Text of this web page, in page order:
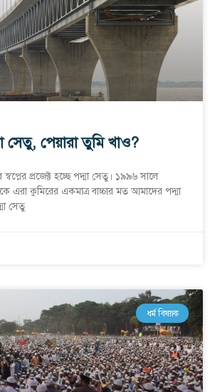
সেতু, পেয়ারা তুমি খাও?
প্রজেক্ট হচ্ছে পদ্মা সেতু। ১৯৯৬ সালে
এরা কুমিরের একমাত্র বাচ্চার মত আমাদের পদ্মা
সেতু
ধর্ম বিষয়ক